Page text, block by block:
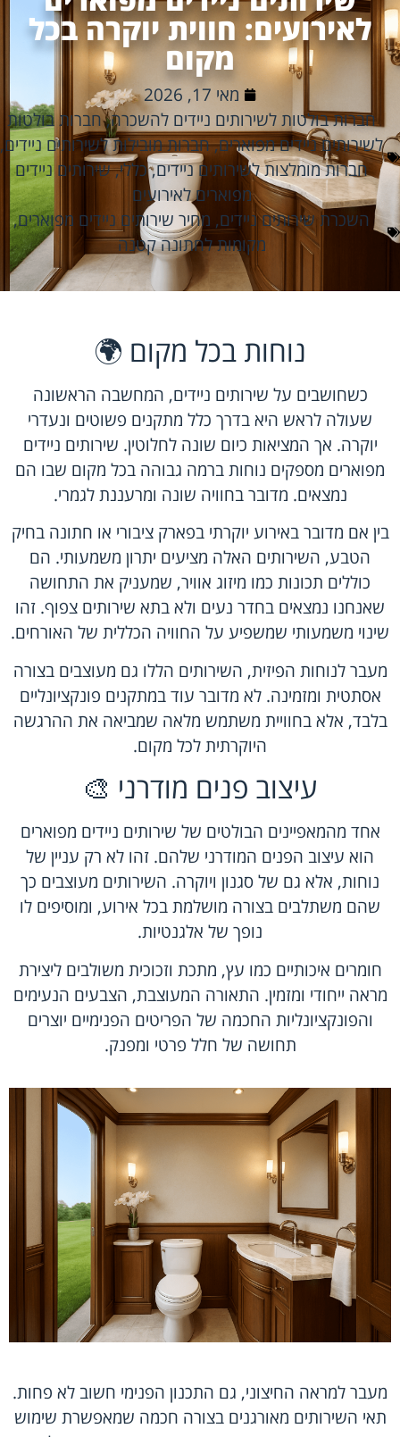
לאירועים: חווית יוקרה בכל
מקום
מאי 17, 2026
חברות בולטות לשירותים ניידים להשכרה,חברות בולטות
לשירותים ניידים מפוארים,חברות מובילות לשירותים ניידים,
חברות מומלצות לשירותים ניידים,כללי,שירותים ניידים
מפוארים לאירועים
השכרת שירותים ניידים, מחיר שירותים ניידים מפוארים,
מקומות לחתונה קטנה
נוחות בכל מקום 🌍
כשחושבים על שירותים ניידים, המחשבה הראשונה
שעולה לראש היא בדרך כלל מתקנים פשוטים ונעדרי
יוקרה. אך המציאות כיום שונה לחלוטין. שירותים ניידים
מפוארים מספקים נוחות ברמה גבוהה בכל מקום שבו הם
נמצאים. מדובר בחוויה שונה ומרעננת לגמרי.
בין אם מדובר באירוע יוקרתי בפארק ציבורי או חתונה בחיק
הטבע, השירותים האלה מציעים יתרון משמעותי. הם
כוללים תכונות כמו מיזוג אוויר, שמעניק את התחושה
שאנחנו נמצאים בחדר נעים ולא בתא שירותים צפוף. זהו
שינוי משמעותי שמשפיע על החוויה הכללית של האורחים.
מעבר לנוחות הפיזית, השירותים הללו גם מעוצבים בצורה
אסתטית ומזמינה. לא מדובר עוד במתקנים פונקציונליים
בלבד, אלא בחוויית משתמש מלאה שמביאה את ההרגשה
היוקרתית לכל מקום.
עיצוב פנים מודרני 🎨
אחד מהמאפיינים הבולטים של שירותים ניידים מפוארים
הוא עיצוב הפנים המודרני שלהם. זהו לא רק עניין של
נוחות, אלא גם של סגנון ויוקרה. השירותים מעוצבים כך
שהם משתלבים בצורה מושלמת בכל אירוע, ומוסיפים לו
נופך של אלגנטיות.
חומרים איכותיים כמו עץ, מתכת וזכוכית משולבים ליצירת
מראה ייחודי ומזמין. התאורה המעוצבת, הצבעים הנעימים
והפונקציונליות החכמה של הפריטים הפנימיים יוצרים
תחושה של חלל פרטי ומפנק.
מעבר למראה החיצוני, גם התכנון הפנימי חשוב לא פחות.
תאי השירותים מאורגנים בצורה חכמה שמאפשרת שימוש